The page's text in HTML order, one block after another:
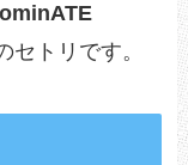
トリです。